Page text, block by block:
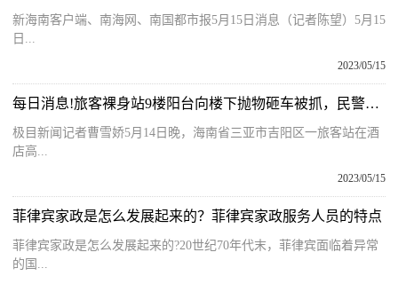
新海南客户端、南海网、南国都市报5月15日消息（记者陈望）5月15
日...
2023/05/15
每日消息!旅客裸身站9楼阳台向楼下抛物砸车被抓，民警：案件正在处理
极目新闻记者曹雪娇5月14日晚，海南省三亚市吉阳区一旅客站在酒
店高...
2023/05/15
菲律宾家政是怎么发展起来的？菲律宾家政服务人员的特点
菲律宾家政是怎么发展起来的?20世纪70年代末，菲律宾面临着异常
的国...